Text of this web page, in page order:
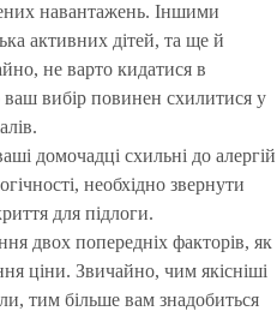
навантажень. Іншими
активних дітей, та ще й
не варто кидатися в
вибір повинен схилитися у
домочадці схильні до алергій
необхідно звернути
для підлоги.
двох попередніх факторів, як
ціни. Звичайно, чим якісніші
тим більше вам знадобиться